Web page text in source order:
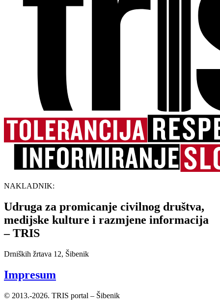
NAKLADNIK:
Udruga za promicanje civilnog društva,
medijske kulture i razmjene informacija
– TRIS
Drniških žrtava 12, Šibenik
Impresum
© 2013.-2026. TRIS portal – Šibenik